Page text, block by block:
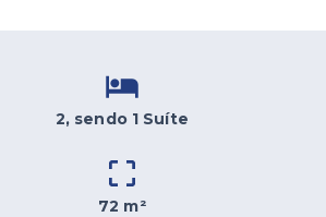
2, sendo 1 Suíte
72 m²